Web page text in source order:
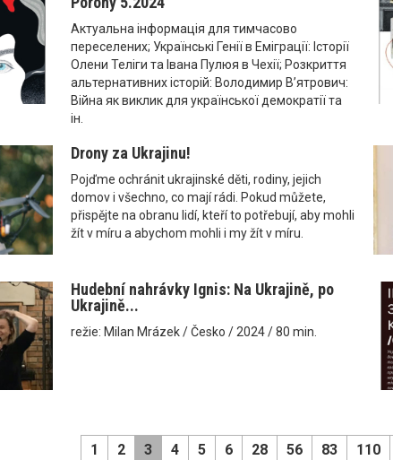
Актуальна інформація для тимчасово
переселених; Українські Генії в Еміграції: Історії
Олени Теліги та Івана Пулюя в Чехії; Розкриття
альтернативних історій: Володимир В’ятрович:
Війна як виклик для української демократії та
ін.
Drony za Ukrajinu!
Pojďme ochránit ukrajinské děti, rodiny, jejich
domov i všechno, co mají rádi. Pokud můžete,
přispějte na obranu lidí, kteří to potřebují, aby mohli
žít v míru a abychom mohli i my žít v míru.
Hudební nahrávky Ignis: Na Ukrajině, po
Ukrajině...
režie: Milan Mrázek / Česko / 2024 / 80 min.
1 2 3 4 5 6 28 56 83 110